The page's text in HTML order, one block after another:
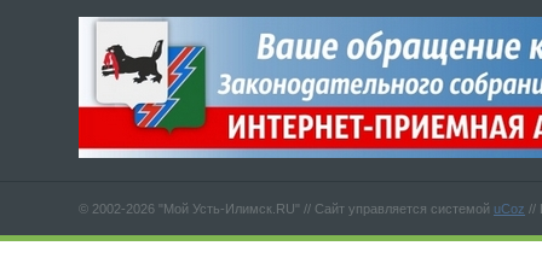
© 2002-2026 "Мой Усть-Илимск.RU" // Сайт управляется системой uCoz //